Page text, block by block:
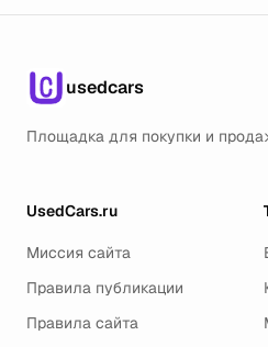
usedcars
Площадка для покупки и
UsedCars.ru
Миссия сайта
Правила публикации
Правила сайта